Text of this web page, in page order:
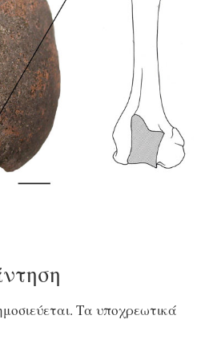
Τα υποχρεωτικά